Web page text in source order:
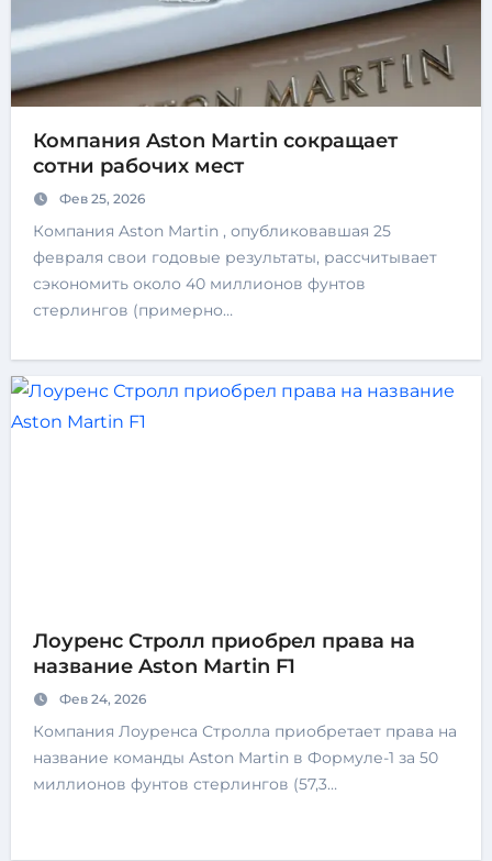
Компания Aston Martin сокращает
сотни рабочих мест
Фев 25, 2026
Компания Aston Martin , опубликовавшая 25
февраля свои годовые результаты, рассчитывает
сэкономить около 40 миллионов фунтов
стерлингов (примерно…
Лоуренс Стролл приобрел права на
название Aston Martin F1
Фев 24, 2026
Компания Лоуренса Стролла приобретает права на
название команды Aston Martin в Формуле-1 за 50
миллионов фунтов стерлингов (57,3…